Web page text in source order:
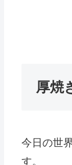
厚焼
今日の世
す。